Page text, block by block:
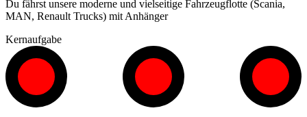
Du fährst unsere moderne und vielseitige Fahrzeugflotte (Scania,
MAN, Renault Trucks) mit Anhänger
Kernaufgabe